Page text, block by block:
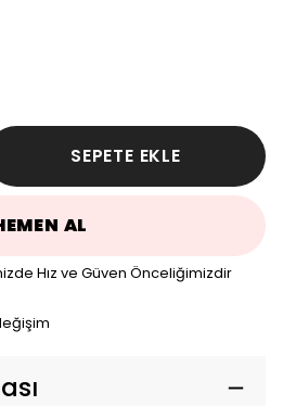
SEPETE EKLE
AL
Hız ve Güven Önceliğimizdir